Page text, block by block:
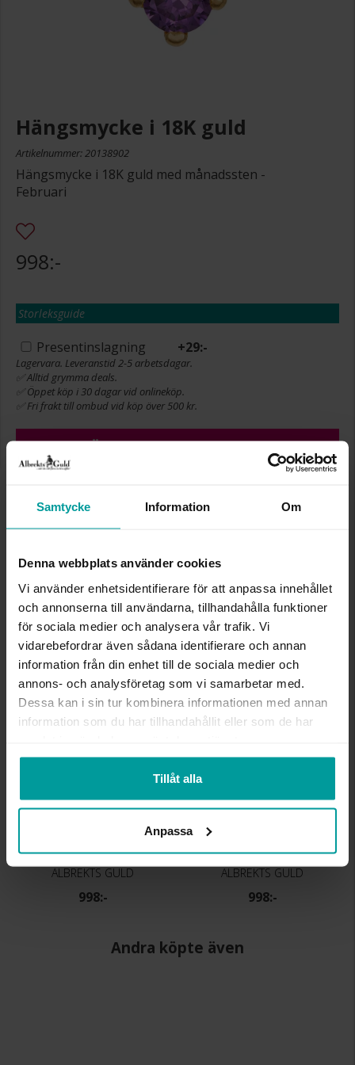
Samtycke Information Om
Denna webbplats använder cookies
Vi använder enhetsidentifierare för att anpassa innehållet
och annonserna till användarna, tillhandahålla funktioner
för sociala medier och analysera vår trafik. Vi
vidarebefordrar även sådana identifierare och annan
information från din enhet till de sociala medier och
annons- och analysföretag som vi samarbetar med.
Dessa kan i sin tur kombinera informationen med annan
information som du har tillhandahållit eller som de har
Tillåt alla
Anpassa
Hängsmycke i 18K guld
Artikelnummer: 20138902
Hängsmycke i 18K guld med månadssten -
Februari
998:-
Storleksguide
Presentinslagning +29:-
Lagervara. Leveranstid 2-5 arbetsdagar.
✅ Alltid grymma deals.
✅ Öppet köp i 30 dagar vid onlineköp.
✅ Fri frakt till ombud vid köp över 500 kr.
LÄGG I VARUKORGEN
BREDD CA (MM)
5,40
MATERIAL
Guld
STEN/PÄRLA
Kubisk zirkonia
DETALJER
Ametist färg
VIKT CA (GRAM)
0,25
Liknande produkter
Hängsmycke i 18K guld
ALBREKTS GULD
998:-
Hängsmycke i 18K guld
ALBREKTS GULD
998:-
Andra köpte även